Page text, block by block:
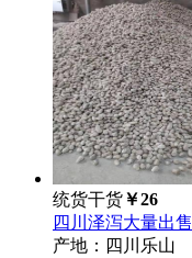
统货干货￥26
四川泽泻大量出售
产地：四川乐山